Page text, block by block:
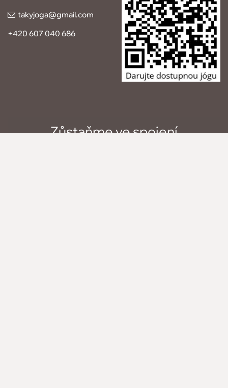
takyjoga@gmail.com
+420 607 040 686
Zůstaňme ve spojení